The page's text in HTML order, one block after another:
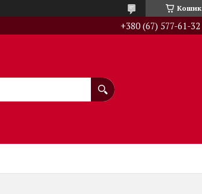
Кошик
+380 (67) 577-61-32